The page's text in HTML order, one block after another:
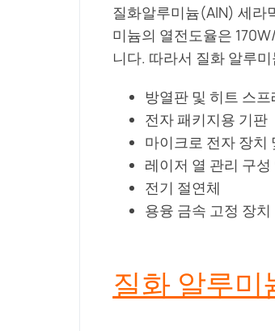
질화알루미늄(AlN) 세라
미늄의 열전도율은
니다. 따라서 질화 알루
방열판 및 히트 스프
전자 패키지용 기판
마이크로 전자 장치
레이저 열 관리 구성
전기 절연체
용융 금속 고정 장치
질화 알루미